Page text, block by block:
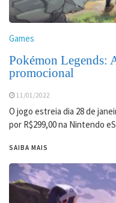
Games
Pokémon Legends:
promocional
11/01/2022
O jogo estreia dia 28 de
por R$299,00 na Nintendo
SAIBA MAIS